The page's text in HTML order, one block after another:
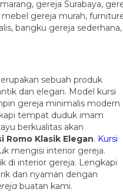
sebuah produk
dan elegan. Model kursi
gereja minimalis modern
tempat duduk imam
berkualitas akan
Romo Klasik Elegan. Kursi
mengisi interior gereja.
di interior gereja. Lengkapi
dan nyaman dengan
buatan kami.